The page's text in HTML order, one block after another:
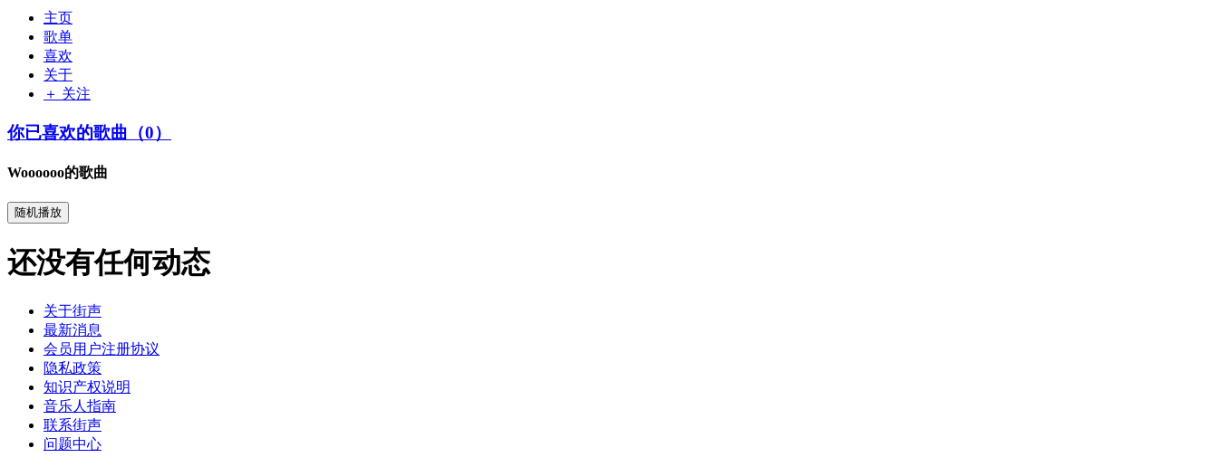
主页
歌单
喜欢
关于
＋ 关注
你已喜欢的歌曲（0）
Woooooo的歌曲
随机播放
还没有任何动态
关于街声
最新消息
会员用户注册协议
隐私政策
知识产权说明
音乐人指南
联系街声
问题中心